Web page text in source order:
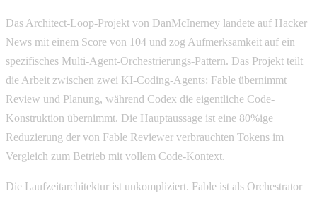
Das Architect-Loop-Projekt von DanMcInerney landete auf Hacker
News mit einem Score von 104 und zog Aufmerksamkeit auf ein
spezifisches Multi-Agent-Orchestrierungs-Pattern. Das Projekt teilt
die Arbeit zwischen zwei KI-Coding-Agents: Fable übernimmt
Review und Planung, während Codex die eigentliche Code-
Konstruktion übernimmt. Die Hauptaussage ist eine 80%ige
Reduzierung der von Fable Reviewer verbrauchten Tokens im
Vergleich zum Betrieb mit vollem Code-Kontext.
Die Laufzeitarchitektur ist unkompliziert. Fable ist als Orchestrator